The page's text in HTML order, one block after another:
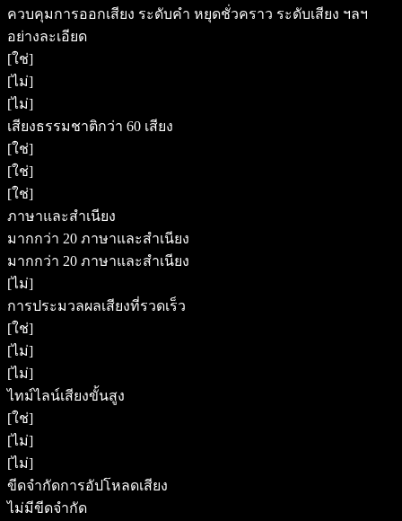
ควบคุมการออกเสียง ระดับคำ หยุดชั่วคราว ระดับเสียง ฯลฯ
อย่างละเอียด
[ใช่]
[ไม่]
[ไม่]
เสียงธรรมชาติกว่า 60 เสียง
[ใช่]
[ใช่]
[ใช่]
ภาษาและสำเนียง
มากกว่า 20 ภาษาและสำเนียง
มากกว่า 20 ภาษาและสำเนียง
[ไม่]
การประมวลผลเสียงที่รวดเร็ว
[ใช่]
[ไม่]
[ไม่]
ไทม์ไลน์เสียงขั้นสูง
[ใช่]
[ไม่]
[ไม่]
ขีดจำกัดการอัปโหลดเสียง
ไม่มีขีดจำกัด